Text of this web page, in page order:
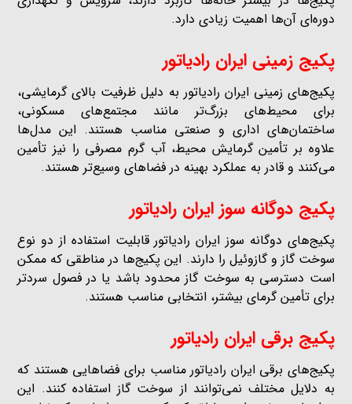
دوره‌ای آن‌ها اهمیت زیادی دارد.
پکیج زمینی ایران رادیاتور
پکیج‌های زمینی ایران رادیاتور به دلیل ظرفیت بالای گرمایشی،
برای محیط‌های بزرگ‌تر مانند مجتمع‌های مسکونی،
ساختمان‌های اداری و صنعتی مناسب هستند. این مدل‌ها
علاوه بر تأمین گرمایش محیط، آب گرم مصرفی را نیز تأمین
می‌کنند و قادر به عملکرد بهینه در فضاهای وسیع‌تر هستند.
پکیج دوگانه سوز ایران رادیاتور
پکیج‌های دوگانه سوز ایران رادیاتور قابلیت استفاده از دو نوع
سوخت گاز و گازوئیل را دارند. این پکیج‌ها در مناطقی که ممکن
است دسترسی به سوخت گاز محدود باشد یا در فصول سردتر
برای تأمین گرمای بیشتر، انتخابی مناسب هستند.
پکیج برقی ایران رادیاتور
پکیج‌های برقی ایران رادیاتور مناسب برای فضاهایی هستند که
به دلایل مختلف نمی‌توانند از سوخت گاز استفاده کنند. این